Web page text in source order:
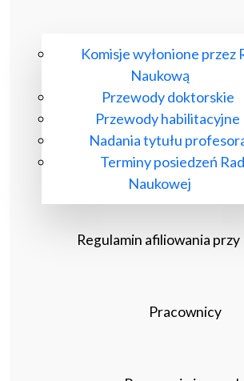
Komisje wyłonione przez
Naukową
Przewody doktorskie
Przewody habilitacyjne
Nadania tytułu
Terminy posiedzeń
Naukowej
Regulamin afiliowania przy
Pracownicy